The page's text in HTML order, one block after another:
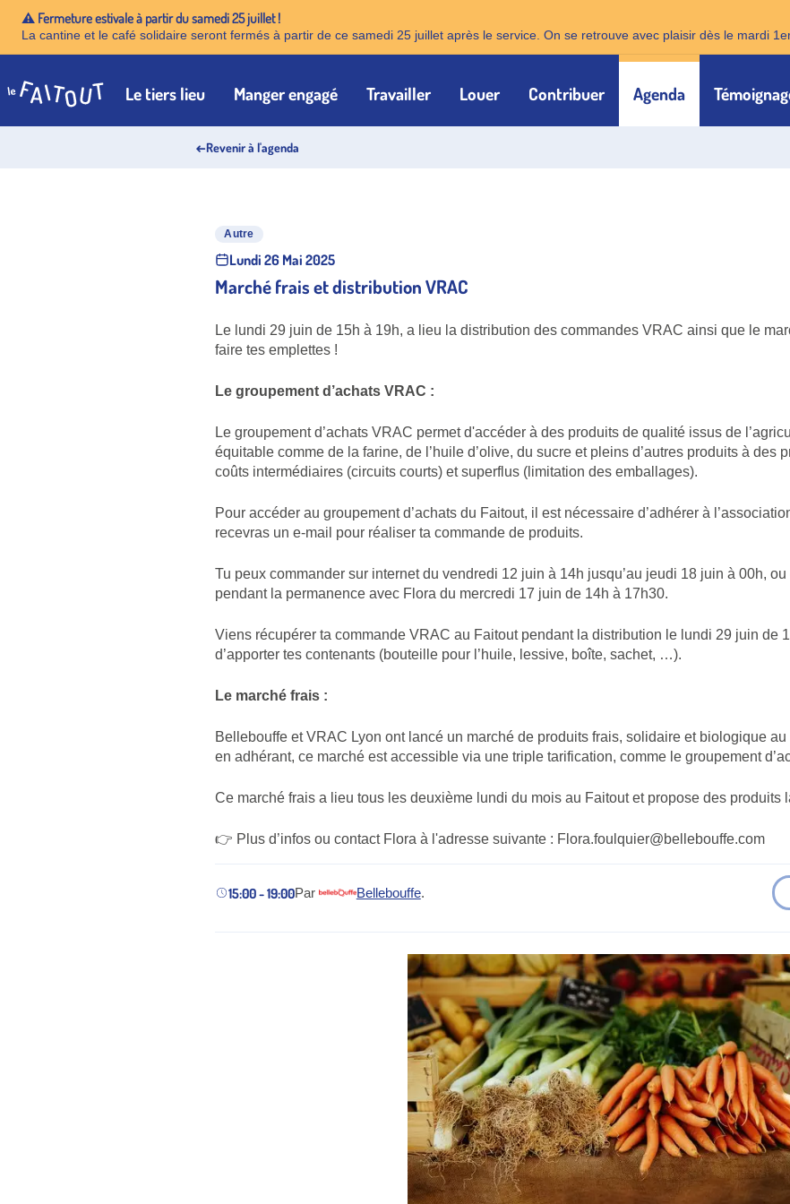
⚠️ Fermeture estivale à partir du samedi 25 juillet !
La cantine et le café solidaire seront fermés à partir de ce samedi 25 juillet après le service. On se retrouve avec plaisir dès le mardi
Accueil Le tiers lieu Manger engagé Travailler Louer Contribuer Agenda
←Revenir à l'agenda
Autre
Lundi 26 Mai 2025
Marché frais et distribution VRAC
Le lundi 29 juin de 15h à 19h, a lieu la distribution des commandes VRAC ainsi que le
faire tes emplettes !
Le groupement d’achats VRAC :
Le groupement d’achats VRAC permet d'accéder à des produits de qualité issus de
équitable comme de la farine, de l’huile d’olive, du sucre et pleins d’autres produits à des
coûts intermédiaires (circuits courts) et superflus (limitation des emballages).
Pour accéder au groupement d’achats du Faitout, il est nécessaire d’adhérer à
recevras un e-mail pour réaliser ta commande de produits.
Tu peux commander sur internet du vendredi 12 juin à 14h jusqu’au jeudi 18 juin à 00h,
pendant la permanence avec Flora du mercredi 17 juin de 14h à 17h30.
Viens récupérer ta commande VRAC au Faitout pendant la distribution le lundi 29 juin de
d’apporter tes contenants (bouteille pour l’huile, lessive, boîte, sachet, …).
Le marché frais :
Bellebouffe et VRAC Lyon ont lancé un marché de produits frais, solidaire et biologique
en adhérant, ce marché est accessible via une triple tarification, comme le groupement
Ce marché frais a lieu tous les deuxième lundi du mois au Faitout et propose des
👉 Plus d’infos ou contact Flora à l'adresse suivante : Flora.foulquier@bellebouffe.com
15:00 - 19:00Par Bellebouffe
(nouvel onglet) .